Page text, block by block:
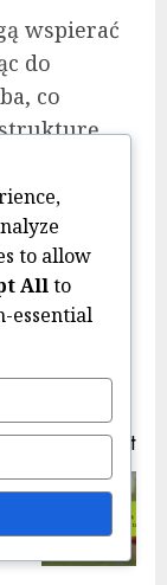
wspierać
do
co
pomaga
przejść i
Next
to allow
Allto
essential